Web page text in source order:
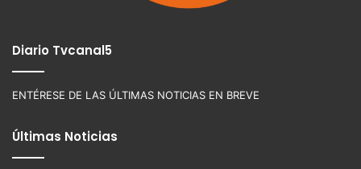
Diario Tvcanal5
ENTÉRESE DE LAS ÚLTIMAS NOTICIAS EN BREVE
Últimas Noticias